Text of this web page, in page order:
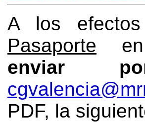
A los
Pasaporte en
enviar
PDF, la